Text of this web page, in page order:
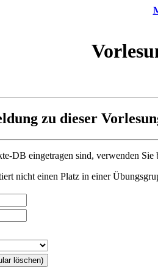
zu dieser
DB eingetragen sind, verwenden Sie
nicht einen Platz in einer